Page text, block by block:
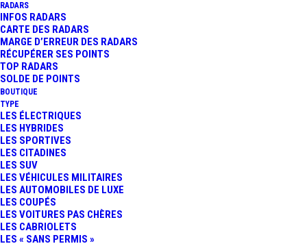
RADARS
INFOS RADARS
CARTE DES RADARS
MARGE D’ERREUR DES RADARS
RÉCUPÉRER SES POINTS
TOP RADARS
SOLDE DE POINTS
BOUTIQUE
TYPE
LES ÉLECTRIQUES
LES HYBRIDES
LES SPORTIVES
LES CITADINES
LES SUV
LES VÉHICULES MILITAIRES
LES AUTOMOBILES DE LUXE
LES COUPÉS
LES VOITURES PAS CHÈRES
LES CABRIOLETS
LES « SANS PERMIS »